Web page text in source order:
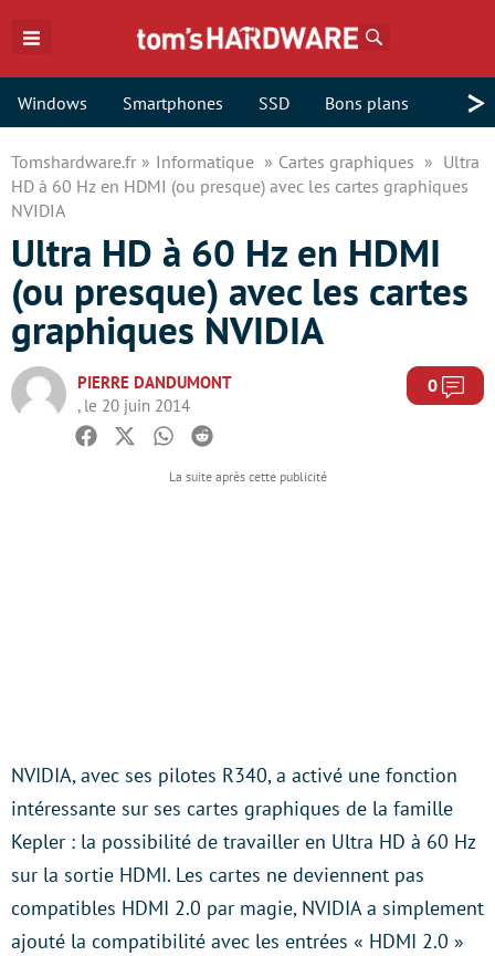
Windows Smartphones SSD Bons plans >
Tomshardware.fr Informatique Cartes graphiques
Ultra
HD à 60 Hz en HDMI (ou presque) avec les cartes graphiques
NVIDIA
Ultra HD à 60 Hz en HDMI
(ou presque) avec les cartes
graphiques NVIDIA
PIERRE DANDUMONT
, le 20 juin 2014
0
Facebook
TwitterWhatsapp
Reddit
NVIDIA, avec ses pilotes R340, a activé une fonction
intéressante sur ses cartes graphiques de la famille
Kepler : la possibilité de travailler en Ultra HD à 60 Hz
sur la sortie HDMI. Les cartes ne deviennent pas
compatibles HDMI 2.0 par magie, NVIDIA a simplement
ajouté la compatibilité avec les entrées « HDMI 2.0 »